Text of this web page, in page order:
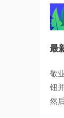
最
敬
钮
然